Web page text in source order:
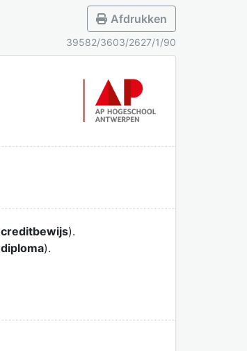
Afdrukken
39582/3603/2627/1/90
creditbewijs).
diploma).